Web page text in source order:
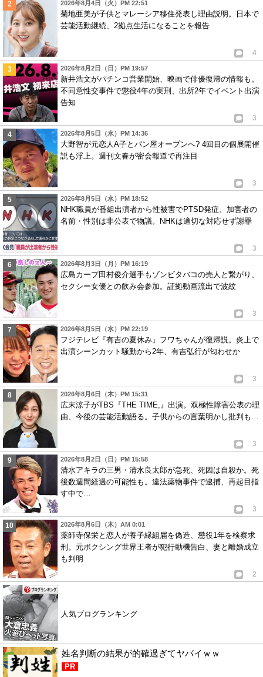
2026年8月4日（火）PM 22:51
菊地亜美が子供とマレーシア移住発表し理由説明。日本で
芸能活動継続、2拠点生活になることを報告
4
2026年8月2日（日）PM 19:57
新井浩文がパチンコ営業開始、映画で俳優復帰の情報も。
不同意性交事件で懲役4年の実刑、出所2年でイベント出演
告知
3
2026年8月5日（水）PM 14:36
大野智が元恋人A子とパン屋オープンへ? 4回目の個展開催
説も浮上。週刊文春が密会報道で再注目
3
2026年8月5日（水）PM 18:52
NHK職員が番組出演者から性被害でPTSD発症、加害者の
名前・性別は非公表で物議。NHKは適切な対応せず謝罪
3
2026年8月3日（月）PM 16:19
広島カープ田村俊介選手もゾンビタバコの売人と繋がり、
セクシー女優との飲み会参加。証拠動画流出で波紋
3
2026年8月5日（水）PM 22:19
フジテレビ『有吉の夏休み』フワちゃんが復帰説。炎上で
出演シーンカット騒動から2年、有吉弘行が匂わせか
3
2026年8月6日（木）PM 15:31
広末涼子がTBS『THE TIME,』出演。双極性障害公表の理
由、今後の芸能活動語る。子供からの言葉明かし批判も…
3
2026年8月2日（日）PM 15:58
清水アキラの三男・清水良太郎が急死、死因は自殺か。死
後数週間経過の可能性も。違法薬物事件で逮捕、再起目指
す中で…
3
2026年8月6日（木）AM 0:01
薬師寺保栄と恋人が養子縁組届を偽造、懲役1年を検察求
刑。元ボクシング世界王者が犯行動機告白、妻と離婚成立
も判明
2
人気ブログランキング
姓名判断の結果が的確過ぎてヤバイｗｗ
PR